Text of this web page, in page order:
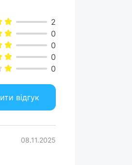
2
0
0
0
0
відгук
08.11.2025